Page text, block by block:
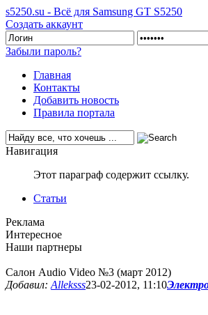
s5250.su - Всё для Samsung GT S5250
Создать аккаунт
Забыли пароль?
Главная
Контакты
Добавить новость
Правила портала
Навигация
Этот параграф содержит ссылку.
Статьи
Реклама
Интересное
Наши партнеры
Салон Audio Video №3 (март 2012)
Добавил: Alleksss23-02-2012, 11:10